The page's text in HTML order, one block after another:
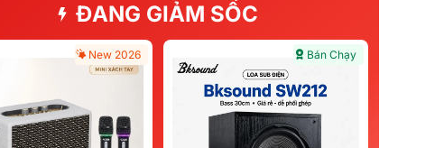
ĐANG GIẢM SỐC
New 2026 Bán Chạy